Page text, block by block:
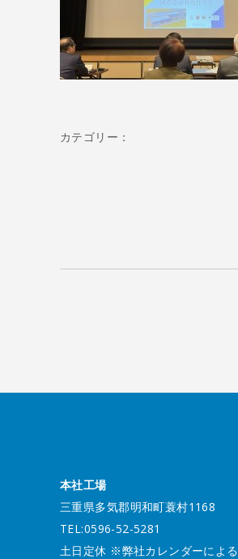
カテゴリー：
本社工場
三重県多気郡明和町蓑村1168
TEL:0596-52-5281
土日定休 ※弊社カレンダーによる